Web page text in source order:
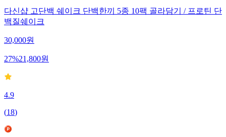
다신샵 고단백 쉐이크 단백한끼 5종 10팩 골라담기 / 프로틴 단
백질쉐이크
30,000원
27%21,800원
4.9
(18)